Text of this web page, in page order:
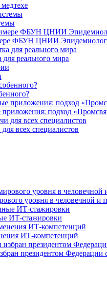
ФБУН ЦНИИ
для реального мира
подход
всех специалистов
уровня в человечной
ИТ‑стажировки
ИТ-компетенций
президентом Федерации